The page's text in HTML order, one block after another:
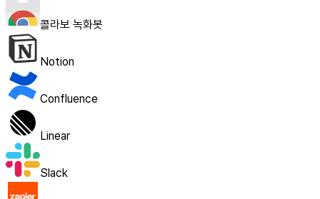
콜라보 녹화봇
Notion
Confluence
Linear
Slack